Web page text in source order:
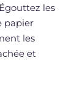
les
papier
les
et